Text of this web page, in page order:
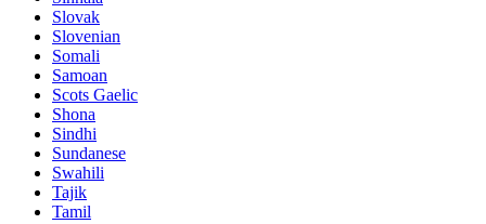
Slovak
Slovenian
Somali
Samoan
Scots Gaelic
Shona
Sindhi
Sundanese
Swahili
Tajik
Tamil